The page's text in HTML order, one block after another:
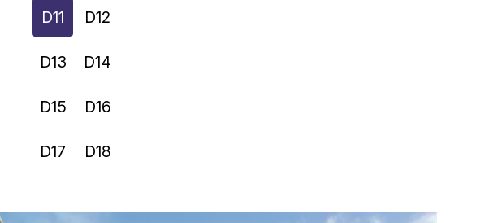
D11 D12
D13 D14
D15 D16
D17 D18